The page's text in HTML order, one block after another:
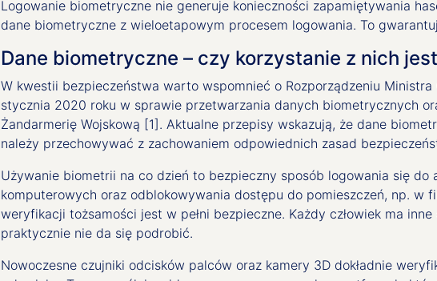
Logowanie biometryczne nie generuje konieczności zapamiętywania
dane biometryczne z wieloetapowym procesem logowania. To
Dane biometryczne – czy korzystanie z nich
W kwestii bezpieczeństwa warto wspomnieć o Rozporządzeniu
stycznia 2020 roku w sprawie przetwarzania danych biometrycznych
Żandarmerię Wojskową [1]. Aktualne przepisy wskazują, że dane
należy przechowywać z zachowaniem odpowiednich zasad
Używanie biometrii na co dzień to bezpieczny sposób logowania się do
komputerowych oraz odblokowywania dostępu do pomieszczeń, np. w
weryfikacji tożsamości jest w pełni bezpieczne. Każdy człowiek ma
praktycznie nie da się podrobić.
Nowoczesne czujniki odcisków palców oraz kamery 3D dokładnie